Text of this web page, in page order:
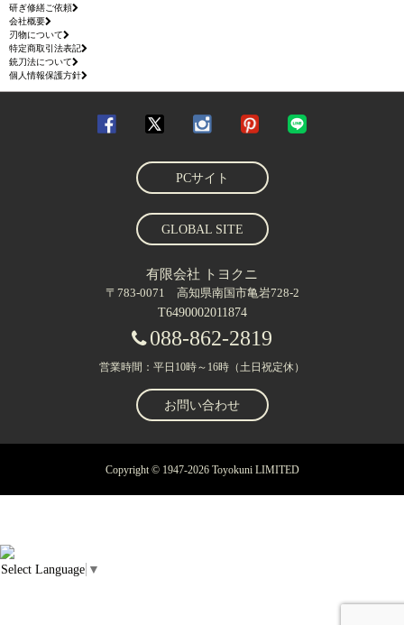
研ぎ修繕ご依頼
会社概要
刃物について
特定商取引法表記
銃刀法について
個人情報保護方針
PCサイト
GLOBAL SITE
有限会社 トヨクニ
〒783-0071 高知県南国市亀岩728-2
T6490002011874
088-862-2819
営業時間：平日10時～16時（土日祝定休）
お問い合わせ
Copyright © 1947-2026 Toyokuni LIMITED
Select Language ▼